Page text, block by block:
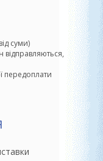
суми)
відправляються,
передоплати